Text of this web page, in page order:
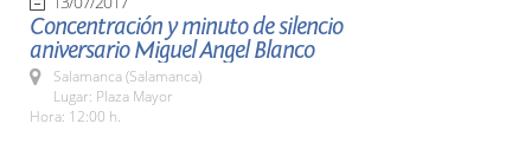
Concentración y minuto de silencio
aniversario Miguel Angel Blanco
Salamanca (Salamanca)
Lugar: Plaza Mayor
Hora: 12:00 h.